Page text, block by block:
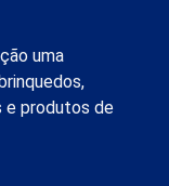
uma
e produtos de